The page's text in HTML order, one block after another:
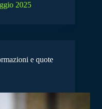
2025
e quote